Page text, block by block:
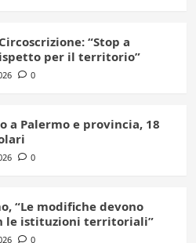
“Stop a
per il territorio”
0
a Palermo e provincia, 18
0
“Le modifiche devono
le istituzioni territoriali”
0